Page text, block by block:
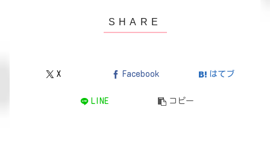
X Facebook はてブ
LINE コピー